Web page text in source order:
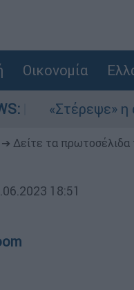
Οικονομία
η αγορά από
➔ Δείτε τα
18:51